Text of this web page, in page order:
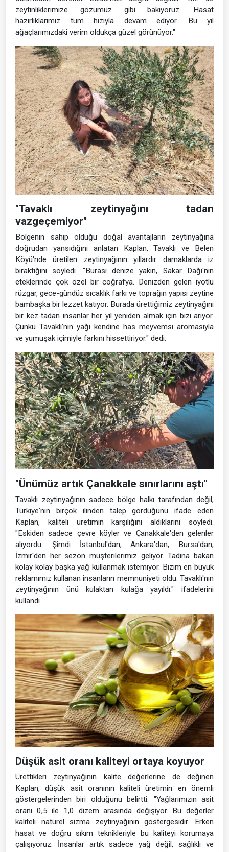
zeytinliklerimize gözümüz gibi bakıyoruz. Hasat
hazırlıklarımız tüm hızıyla devam ediyor. Bu yıl
ağaçlarımızdaki verim oldukça güzel görünüyor."
"Tavaklı zeytinyağını tadan
vazgeçemiyor"
Bölgenin sahip olduğu doğal avantajların zeytinyağına
doğrudan yansıdığını anlatan Kaplan, Tavaklı ve Belen
Köyü'nde üretilen zeytinyağının yıllardır damaklarda iz
bıraktığını söyledi. "Burası denize yakın, Sakar Dağı'nın
eteklerinde çok özel bir coğrafya. Denizden gelen iyotlu
rüzgar, gece-gündüz sıcaklık farkı ve toprağın yapısı zeytine
bambaşka bir lezzet katıyor. Burada ürettiğimiz zeytinyağını
bir kez tadan insanlar her yıl yeniden almak için bizi arıyor.
Çünkü Tavaklı'nın yağı kendine has meyvemsi aromasıyla
ve yumuşak içimiyle farkını hissettiriyor." dedi.
"Ünümüz artık Çanakkale sınırlarını aştı"
Tavaklı zeytinyağının sadece bölge halkı tarafından değil,
Türkiye'nin birçok ilinden talep gördüğünü ifade eden
Kaplan, kaliteli üretimin karşılığını aldıklarını söyledi.
"Eskiden sadece çevre köyler ve Çanakkale'den gelenler
alıyordu. Şimdi İstanbul'dan, Ankara'dan, Bursa'dan,
İzmir'den her sezon müşterilerimiz geliyor. Tadına bakan
kolay kolay başka yağ kullanmak istemiyor. Bizim en büyük
reklamımız kullanan insanların memnuniyeti oldu. Tavaklı'nın
zeytinyağının ünü kulaktan kulağa yayıldı." ifadelerini
kullandı.
Düşük asit oranı kaliteyi ortaya koyuyor
Ürettikleri zeytinyağının kalite değerlerine de değinen
Kaplan, düşük asit oranının kaliteli üretimin en önemli
göstergelerinden biri olduğunu belirtti. "Yağlarımızın asit
oranı 0,5 ile 1,0 dizem arasında değişiyor. Bu değerler
kaliteli natürel sızma zeytinyağının göstergesidir. Erken
hasat ve doğru sıkım teknikleriyle bu kaliteyi korumaya
çalışıyoruz. İnsanlar artık sadece yağ değil, sağlıklı ve